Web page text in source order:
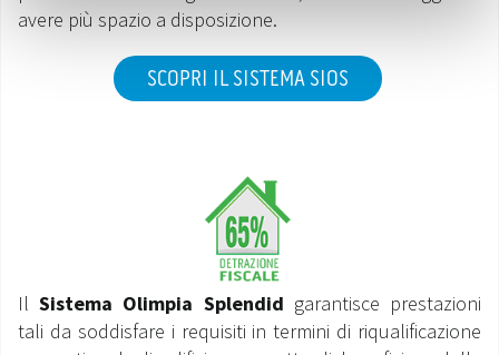
avere più spazio a disposizione.
SCOPRI IL SISTEMA SIOS
IlSistema Olimpia Splendid garantisce prestazioni
tali da soddisfare i requisiti in termini di riqualificazione